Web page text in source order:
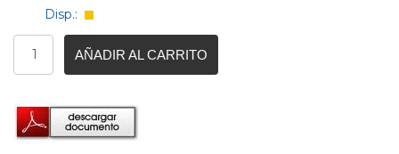
Disp.:
AÑADIR AL CARRITO